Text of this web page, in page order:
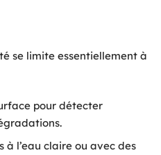
se limite essentiellement à
pour détecter
à l’eau claire ou avec des